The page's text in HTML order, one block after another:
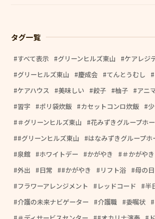
タグ一覧
すべて表示 グリーンヒルズ東山
ケアレジ
グリーヒルズ東山
慶成会 てんとうむし
ケアハウス
美味しい 餃子 柚子
アニ
習字
ポリ袋炊飯 カセットコンロ炊飯
＃グリーンヒルズ東山
花みずきグループホ
#グリーンヒルズ東山
はなみずきグループホ
泉館
ホワイトデー かがやき ＃かがやき
外出
日常 #かがやき リフト浴
母の日
フラワーアレンジメント
レッドコード 半
介護の未来ナビゲーター
介護職 委嘱状